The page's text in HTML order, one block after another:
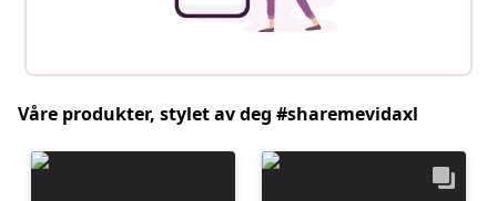
Våre produkter, stylet av deg #sharemevidaxl